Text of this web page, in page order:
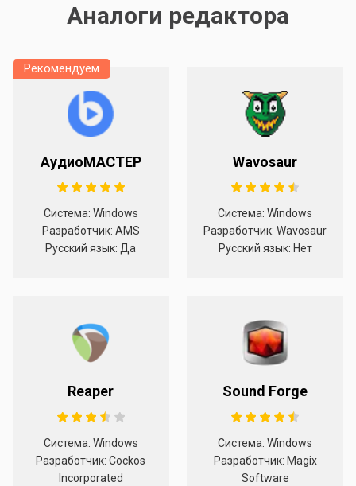
Аналоги редактора
Рекомендуем
АудиоМАСТЕР
Система: Windows
Разработчик: AMS
Русский язык: Да
Wavosaur
Система: Windows
Разработчик: Wavosaur
Русский язык: Нет
Reaper
Система: Windows
Разработчик: Cockos
Incorporated
Sound Forge
Система: Windows
Разработчик: Magix
Software